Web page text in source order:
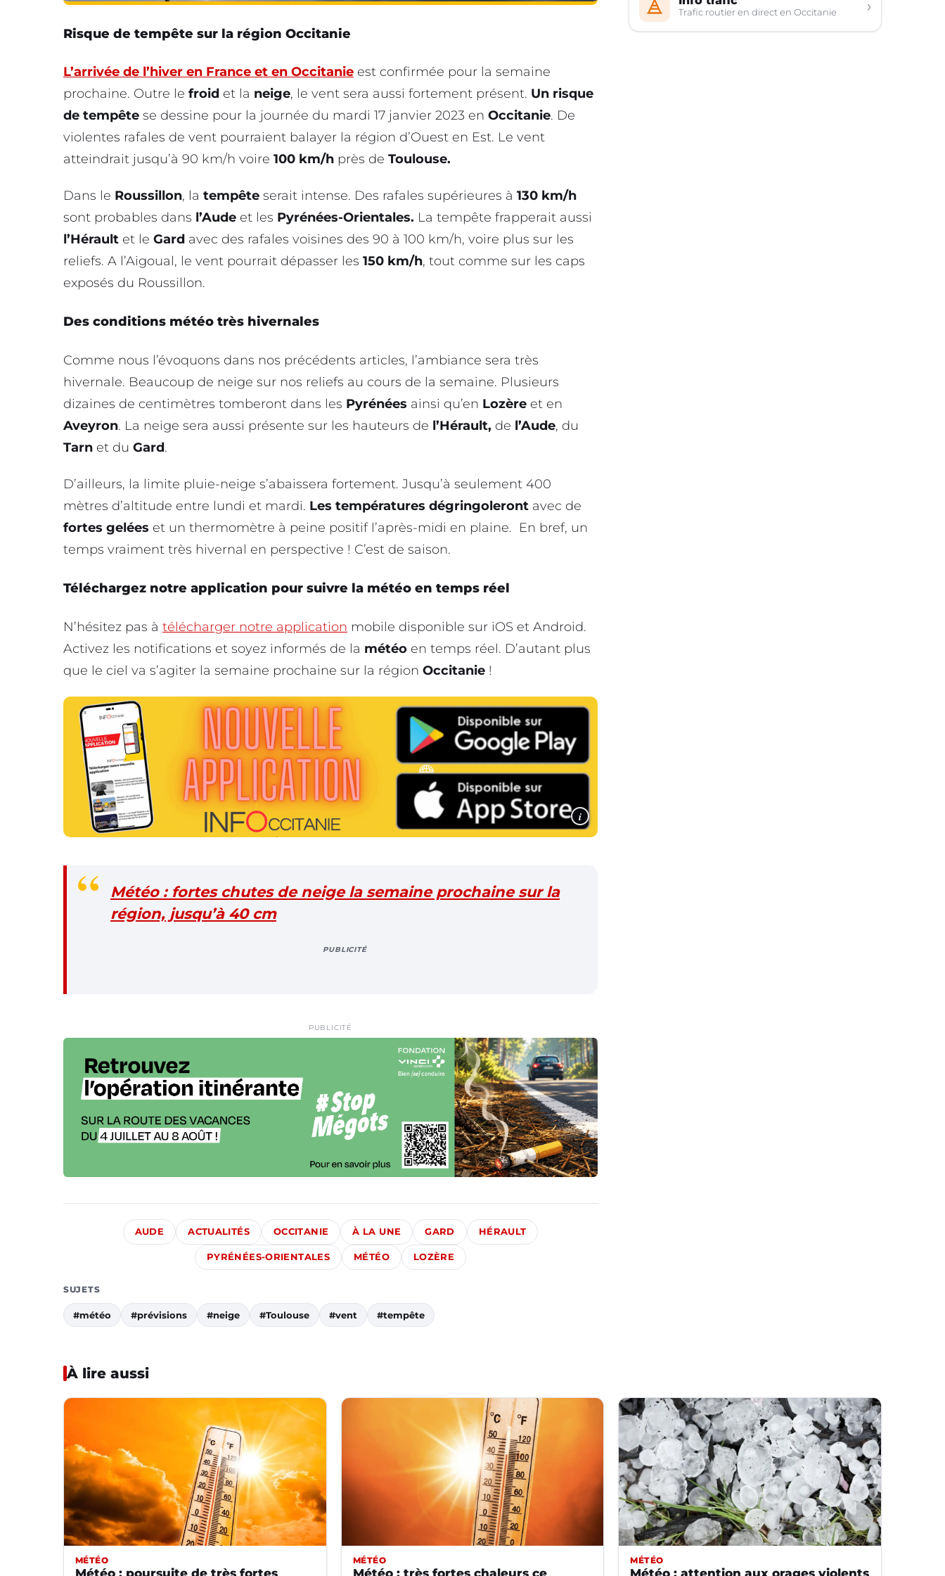
Risque de tempête sur la région Occitanie
L’arrivée de l’hiver en France et en Occitanie est confirmée pour la semaine
prochaine. Outre le froid et la neige, le vent sera aussi fortement présent. Un risque
de tempête se dessine pour la journée du mardi 17 janvier 2023 en Occitanie. De
violentes rafales de vent pourraient balayer la région d’Ouest en Est. Le vent
atteindrait jusqu’à 90 km/h voire 100 km/h près de Toulouse.
Dans le Roussillon, la tempête serait intense. Des rafales supérieures à 130 km/h
sont probables dans l’Aude et les Pyrénées-Orientales. La tempête frapperait aussi
l’Hérault et le Gard avec des rafales voisines des 90 à 100 km/h, voire plus sur les
reliefs. A l’Aigoual, le vent pourrait dépasser les 150 km/h, tout comme sur les caps
exposés du Roussillon.
Des conditions météo très hivernales
Comme nous l’évoquons dans nos précédents articles, l’ambiance sera très
hivernale. Beaucoup de neige sur nos reliefs au cours de la semaine. Plusieurs
dizaines de centimètres tomberont dans les Pyrénées ainsi qu’en Lozère et en
Aveyron. La neige sera aussi présente sur les hauteurs de l’Hérault, de l’Aude, du
Tarn et du Gard.
D’ailleurs, la limite pluie-neige s’abaissera fortement. Jusqu’à seulement 400
mètres d’altitude entre lundi et mardi. Les températures dégringoleront avec de
fortes gelées et un thermomètre à peine positif l’après-midi en plaine. En bref, un
temps vraiment très hivernal en perspective ! C’est de saison.
Téléchargez notre application pour suivre la météo en temps réel
N’hésitez pas à télécharger notre application mobile disponible sur iOS et Android.
Activez les notifications et soyez informés de la météo en temps réel. D’autant plus
que le ciel va s’agiter la semaine prochaine sur la région Occitanie !
i
Météo : fortes chutes de neige la semaine prochaine sur la
région, jusqu’à 40 cm
PUBLICITÉ
PUBLICITÉ
AUDE ACTUALITÉS OCCITANIE À LA UNE GARD HÉRAULT
PYRÉNÉES-ORIENTALES MÉTÉO LOZÈRE
SUJETS
#météo #prévisions #neige #Toulouse #vent #tempête
Trafic routier en direct en Occitanie ›
À lire aussi
MÉTÉO
Météo : poursuite de très fortes
MÉTÉO
Météo : très fortes chaleurs ce
MÉTÉO
Météo : attention aux orages violents